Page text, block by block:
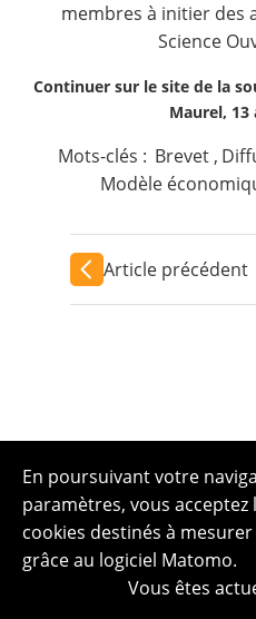
membres à initier des
Science
Continuer sur le site de la
Maurel, 13
Mots-clés : Brevet ,
Modèle
Article précédent
En poursuivant votre
paramètres, vous
cookies destinés à
grâce au logiciel Matomo.
Vous êtes